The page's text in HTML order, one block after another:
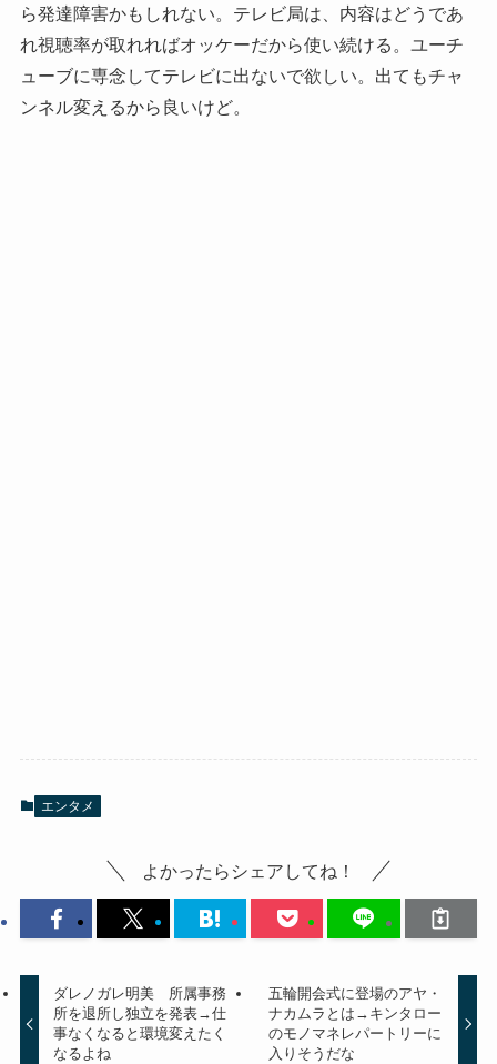
ら発達障害かもしれない。テレビ局は、内容はどうであ
れ視聴率が取れればオッケーだから使い続ける。ユーチ
ューブに専念してテレビに出ないで欲しい。出てもチャ
ンネル変えるから良いけど。
エンタメ
よかったらシェアしてね！
ダレノガレ明美 所属事務
所を退所し独立を発表→仕
事なくなると環境変えたく
なるよね
五輪開会式に登場のアヤ・
ナカムラとは→キンタロー
のモノマネレパートリーに
入りそうだな